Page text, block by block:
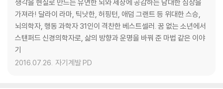
생각을 현실로 만드는 유연한 뇌와 세상에 공감하는 담대한 심장을
가져라! 달라이 라마, 틱낫한, 허핑턴, 애덤 그랜트 등 위대한 스승,
뇌의학자, 행동 과학자 31인이 격찬한 베스트셀러. 꿈 없는 소년에서
스탠퍼드 신경의학자로, 삶의 방향과 운명을 바꿔 준 마법 같은 이야
기
2016.07.26. 자기계발 PD